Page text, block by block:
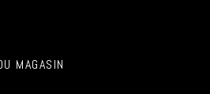
MAGASIN